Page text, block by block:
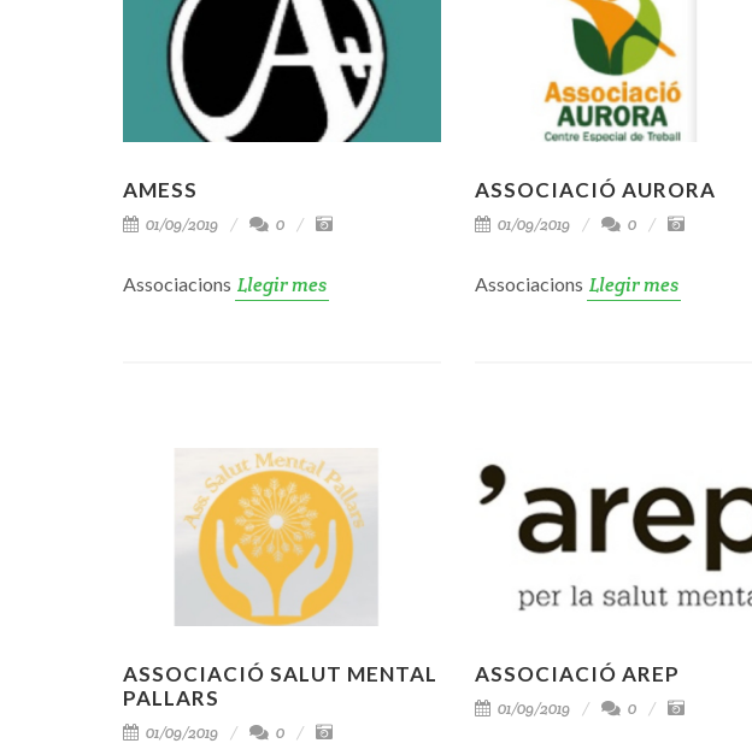
AMESS
01/09/2019 0
Associacions Llegir mes
ASSOCIACIÓ AURORA
01/09/2019 0
Associacions Llegir mes
ASSOCIACIÓ SALUT MENTAL
PALLARS
01/09/2019 0
ASSOCIACIÓ AREP
01/09/2019 0